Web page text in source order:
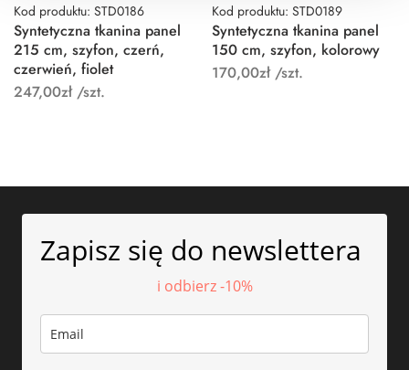
Kod produktu: STD0186
Syntetyczna tkanina panel
215 cm, szyfon, czerń,
czerwień, fiolet
247,00zł/szt.
Kod produktu: STD0189
Syntetyczna tkanina panel
150 cm, szyfon, kolorowy
170,00zł/szt.
Zapisz się do newslettera
i odbierz -10%